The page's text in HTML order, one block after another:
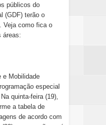
públicos do
(GDF) terão o
Veja como fica o
áreas:
e Mobilidade
especial
quinta-feira (19),
a tabela de
de acordo com